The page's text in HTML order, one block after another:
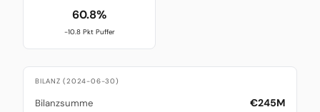
60.8%
-10.8 Pkt Puffer
BILANZ (2024-06-30)
Bilanzsumme €245M